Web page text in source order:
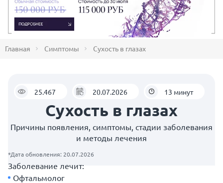
Главная Симптомы Сухость в глазах
25.467 20.07.2026 13 минут
Сухость в глазах
Причины появления, симптомы, стадии заболевания
и методы лечения
*Дата обновления: 20.07.2026
Заболевание лечит:
Офтальмолог